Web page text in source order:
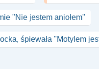
"Nie jestem aniołem"
śpiewała "Motylem